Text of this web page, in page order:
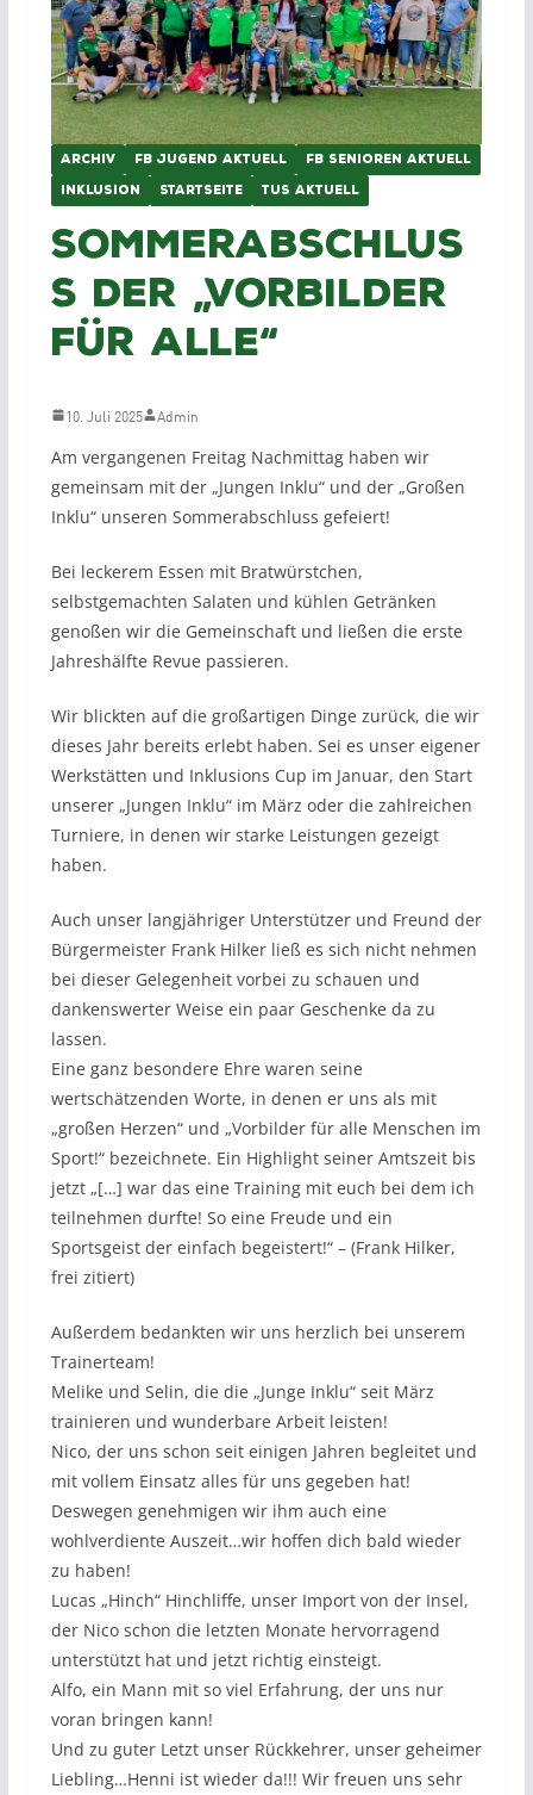
ARCHIV FB JUGEND AKTUELL FB SENIOREN AKTUELL
INKLUSION STARTSEITE TUS AKTUELL
Sommerabschlus
s der „Vorbilder
für alle“
10. Juli 2025 Admin
Am vergangenen Freitag Nachmittag haben wir
gemeinsam mit der „Jungen Inklu“ und der „Großen
Inklu“ unseren Sommerabschluss gefeiert!
Bei leckerem Essen mit Bratwürstchen,
selbstgemachten Salaten und kühlen Getränken
genoßen wir die Gemeinschaft und ließen die erste
Jahreshälfte Revue passieren.
Wir blickten auf die großartigen Dinge zurück, die wir
dieses Jahr bereits erlebt haben. Sei es unser eigener
Werkstätten und Inklusions Cup im Januar, den Start
unserer „Jungen Inklu“ im März oder die zahlreichen
Turniere, in denen wir starke Leistungen gezeigt
haben.
Auch unser langjähriger Unterstützer und Freund der
Bürgermeister Frank Hilker ließ es sich nicht nehmen
bei dieser Gelegenheit vorbei zu schauen und
dankenswerter Weise ein paar Geschenke da zu
lassen.
Eine ganz besondere Ehre waren seine
wertschätzenden Worte, in denen er uns als mit
„großen Herzen“ und „Vorbilder für alle Menschen im
Sport!“ bezeichnete. Ein Highlight seiner Amtszeit bis
jetzt „[…] war das eine Training mit euch bei dem ich
teilnehmen durfte! So eine Freude und ein
Sportsgeist der einfach begeistert!“ – (Frank Hilker,
frei zitiert)
Außerdem bedankten wir uns herzlich bei unserem
Trainerteam!
Melike und Selin, die die „Junge Inklu“ seit März
trainieren und wunderbare Arbeit leisten!
Nico, der uns schon seit einigen Jahren begleitet und
mit vollem Einsatz alles für uns gegeben hat!
Deswegen genehmigen wir ihm auch eine
wohlverdiente Auszeit…wir hoffen dich bald wieder
zu haben!
Lucas „Hinch“ Hinchliffe, unser Import von der Insel,
der Nico schon die letzten Monate hervorragend
unterstützt hat und jetzt richtig einsteigt.
Alfo, ein Mann mit so viel Erfahrung, der uns nur
voran bringen kann!
Und zu guter Letzt unser Rückkehrer, unser geheimer
Liebling…Henni ist wieder da!!! Wir freuen uns sehr